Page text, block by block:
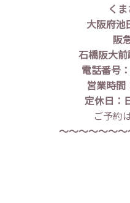
く
大阪府池
阪
石橋阪大
電話番号
営業時間
定休日：
ご予約
～～～～～～